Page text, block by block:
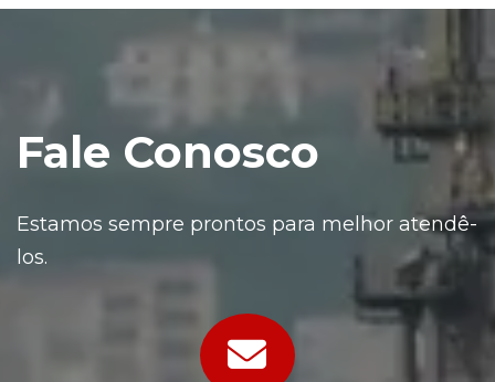
Fale Conosco
Estamos sempre prontos para melhor atendê-
los.